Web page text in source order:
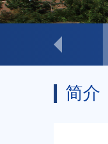
联系我们
简介